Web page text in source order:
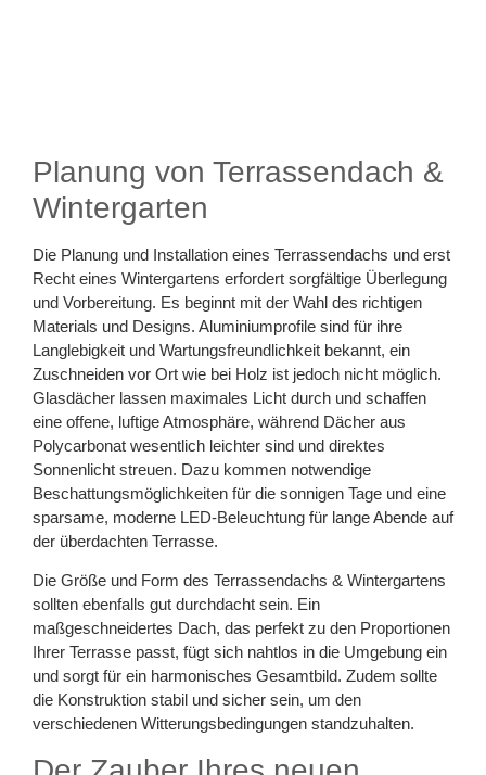
Planung von Terrassendach &
Wintergarten
Die Planung und Installation eines Terrassendachs und erst
Recht eines Wintergartens erfordert sorgfältige Überlegung
und Vorbereitung. Es beginnt mit der Wahl des richtigen
Materials und Designs. Aluminiumprofile sind für ihre
Langlebigkeit und Wartungsfreundlichkeit bekannt, ein
Zuschneiden vor Ort wie bei Holz ist jedoch nicht möglich.
Glasdächer lassen maximales Licht durch und schaffen
eine offene, luftige Atmosphäre, während Dächer aus
Polycarbonat wesentlich leichter sind und direktes
Sonnenlicht streuen. Dazu kommen notwendige
Beschattungsmöglichkeiten für die sonnigen Tage und eine
sparsame, moderne LED-Beleuchtung für lange Abende auf
der überdachten Terrasse.
Die Größe und Form des Terrassendachs & Wintergartens
sollten ebenfalls gut durchdacht sein. Ein
maßgeschneidertes Dach, das perfekt zu den Proportionen
Ihrer Terrasse passt, fügt sich nahtlos in die Umgebung ein
und sorgt für ein harmonisches Gesamtbild. Zudem sollte
die Konstruktion stabil und sicher sein, um den
verschiedenen Witterungsbedingungen standzuhalten.